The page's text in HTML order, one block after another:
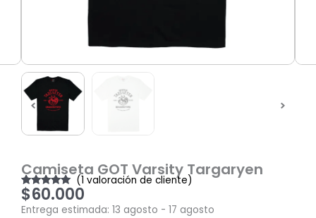
Camiseta GOT Varsity Targaryen
Valorado
con5.00 de
5 en base a
1
(1 valoración de cliente)
$60.000
Entrega estimada: 13 agosto - 17 agosto